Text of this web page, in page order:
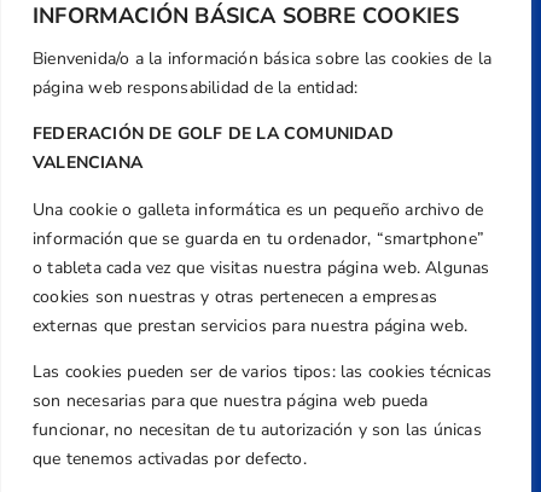
INFORMACIÓN BÁSICA SOBRE COOKIES
Bienvenida/o a la información básica sobre las cookies de la
página web responsabilidad de la entidad:
FEDERACIÓN DE GOLF DE LA COMUNIDAD
VALENCIANA
Una cookie o galleta informática es un pequeño archivo de
información que se guarda en tu ordenador, “smartphone”
o tableta cada vez que visitas nuestra página web. Algunas
cookies son nuestras y otras pertenecen a empresas
externas que prestan servicios para nuestra página web.
Las cookies pueden ser de varios tipos: las cookies técnicas
son necesarias para que nuestra página web pueda
funcionar, no necesitan de tu autorización y son las únicas
que tenemos activadas por defecto.
Caballero, Nº 5, Despachos 2 y 3, 46980,
Valencia
Teléfono
federacion@golfcv.com
Aviso Legal
Política de Privacidad
Normativa
Federación
Revista